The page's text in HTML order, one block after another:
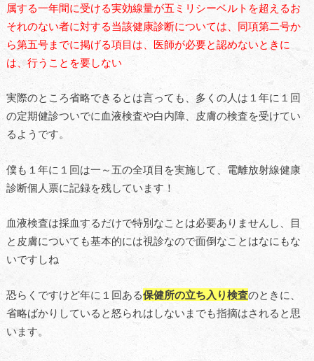
属する一年間に受ける実効線量が五ミリシーベルトを超えるお
それのない者に対する当該健康診断については、同項第二号か
ら第五号までに掲げる項目は、医師が必要と認めないときに
は、行うことを要しない
実際のところ省略できるとは言っても、多くの人は１年に１回
の定期健診ついでに血液検査や白内障、皮膚の検査を受けてい
るようです。
僕も１年に１回は一～五の全項目を実施して、電離放射線健康
診断個人票に記録を残しています！
血液検査は採血するだけで特別なことは必要ありませんし、目
と皮膚についても基本的には視診なので面倒なことはなにもな
いですしね
恐らくですけど年に１回ある保健所の立ち入り検査のときに、
省略ばかりしていると怒られはしないまでも指摘はされると思
います。